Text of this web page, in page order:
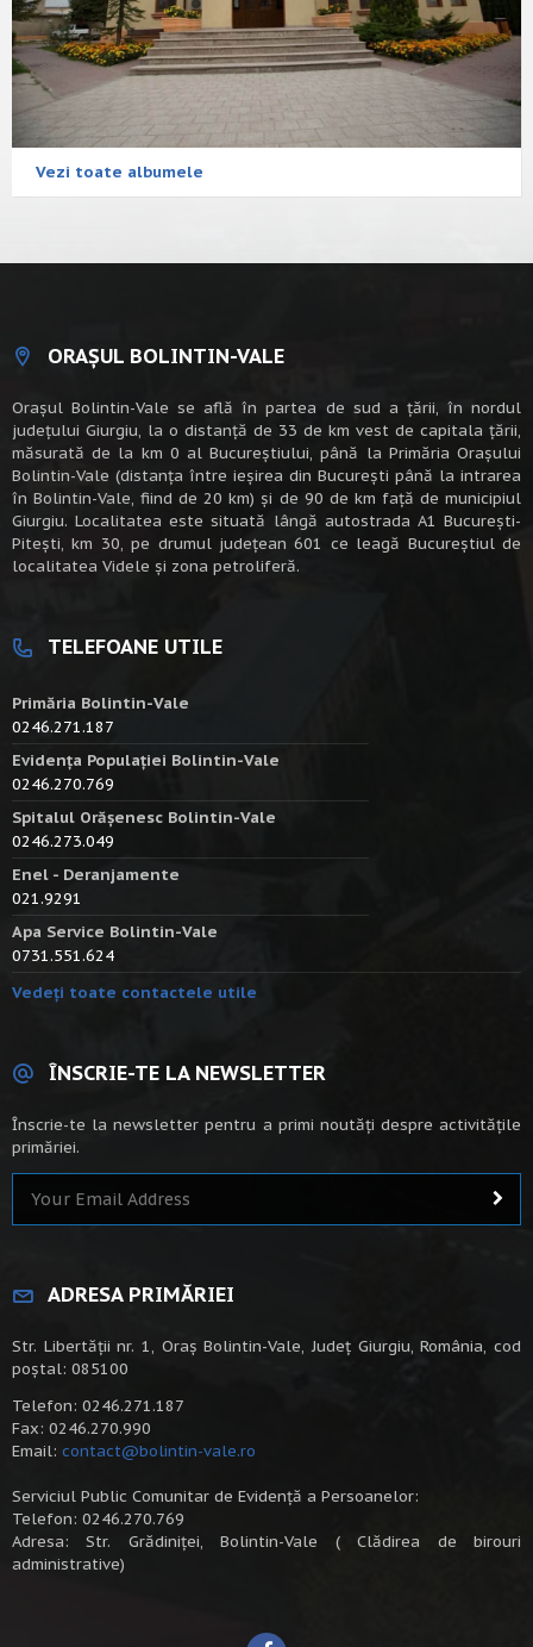
Vezi toate albumele
ORAȘUL BOLINTIN-VALE
Oraşul Bolintin-Vale se află în partea de sud a ţării, în nordul
judeţului Giurgiu, la o distanţă de 33 de km vest de capitala țării,
măsurată de la km 0 al Bucureștiului, până la Primăria Orașului
Bolintin-Vale (distanța între ieșirea din București până la intrarea
în Bolintin-Vale, fiind de 20 km) şi de 90 de km faţă de municipiul
Giurgiu. Localitatea este situată lângă autostrada A1 Bucureşti-
Piteşti, km 30, pe drumul judeţean 601 ce leagă Bucureştiul de
localitatea Videle şi zona petroliferă.
TELEFOANE UTILE
Primăria Bolintin-Vale
0246.271.187
Evidența Populației Bolintin-Vale
0246.270.769
Spitalul Orășenesc Bolintin-Vale
0246.273.049
Enel - Deranjamente
021.9291
Apa Service Bolintin-Vale
0731.551.624
Vedeți toate contactele utile
ÎNSCRIE-TE LA NEWSLETTER
Înscrie-te la newsletter pentru a primi noutăți despre activitățile
primăriei.
ADRESA PRIMĂRIEI
Str. Libertății nr. 1, Oraș Bolintin-Vale, Județ Giurgiu, România, cod
poștal: 085100
Telefon: 0246.271.187
Fax: 0246.270.990
Email: contact@bolintin-vale.ro
Serviciul Public Comunitar de Evidență a Persoanelor:
Telefon: 0246.270.769
Adresa: Str. Grădiniței, Bolintin-Vale ( Clădirea de birouri
administrative)